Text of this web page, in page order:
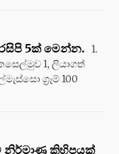
5ක් මෙන්න. 1.
1, ලියාගත්
ග්‍රෑම් 100
නිර්මාණ කිහිපයක්